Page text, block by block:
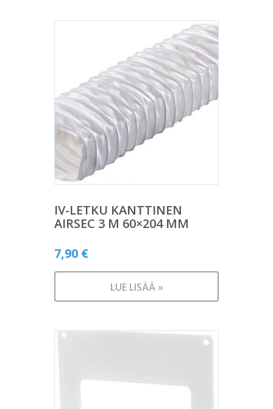
IV-LETKU KANTTINEN
AIRSEC 3 M 60×204 MM
7,90 €
LUE LISÄÄ »